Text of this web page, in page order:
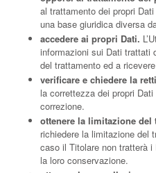
al trattamento dei propri
una base giuridica diversa
accedere ai propri Dati.
informazioni sui Dati trattati
del trattamento ed a
verificare e chiedere la
la correttezza dei propri
correzione.
ottenere la limitazione del
richiedere la limitazione del
caso il Titolare non tratterà
la loro conservazione.